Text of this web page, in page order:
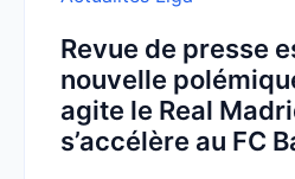
Revue de presse
nouvelle
agite le Real
s’accélère au FC